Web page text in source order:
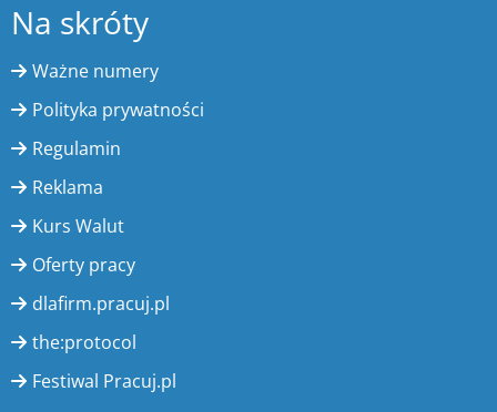
Na skróty
Ważne numery
Polityka prywatności
Regulamin
Reklama
Kurs Walut
Oferty pracy
dlafirm.pracuj.pl
the:protocol
Festiwal Pracuj.pl